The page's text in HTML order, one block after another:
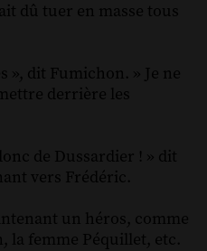
dû tuer en masse tous
», dit Fumichon. » Je ne
derrière les
de Dussardier ! » dit
vers Frédéric.
un héros, comme
la femme Péquillet, etc.